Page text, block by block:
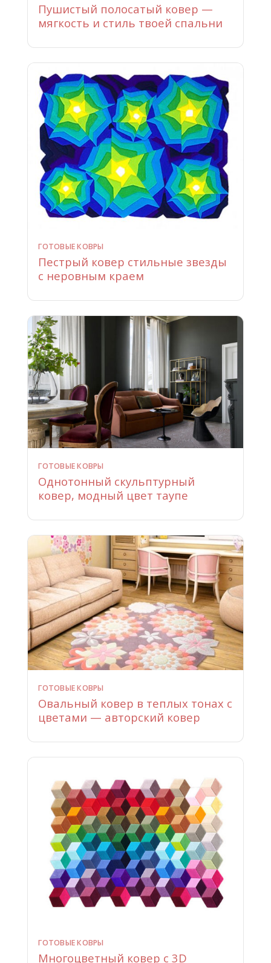
Пушистый полосатый ковер —
мягкость и стиль твоей спальни
ГОТОВЫЕ КОВРЫ
Пестрый ковер стильные звезды
с неровным краем
ГОТОВЫЕ КОВРЫ
Однотонный скульптурный
ковер, модный цвет таупе
ГОТОВЫЕ КОВРЫ
Овальный ковер в теплых тонах с
цветами — авторский ковер
ГОТОВЫЕ КОВРЫ
Многоцветный ковер с 3D